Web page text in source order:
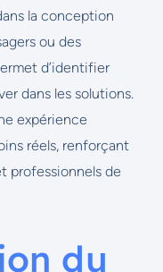
la conception
ou des
d’identifier
dans les solutions.
expérience
réels, renforçant
professionnels de
du